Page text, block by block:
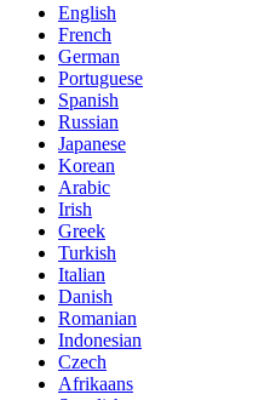
English
French
German
Portuguese
Spanish
Russian
Japanese
Korean
Arabic
Irish
Greek
Turkish
Italian
Danish
Romanian
Indonesian
Czech
Afrikaans